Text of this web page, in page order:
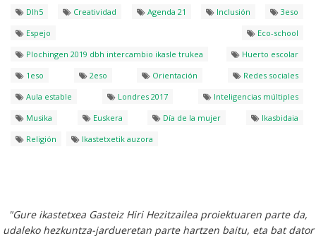
Dlh5
Creatividad Agenda 21 Inclusión
3eso
Espejo
Eco-school
Plochingen 2019 dbh intercambio ikasle trukea
Huerto escolar
1eso
2eso Orientación
Redes sociales
Aula estable
Londres 2017
Inteligencias múltiples
Musika
Euskera Día de la mujer
Ikasbidaia
Religión
Ikastetxetik auzora
"Gure ikastetxea Gasteiz Hiri Hezitzailea proiektuaren parte da,
udaleko hezkuntza-jardueretan parte hartzen baitu, eta bat dator